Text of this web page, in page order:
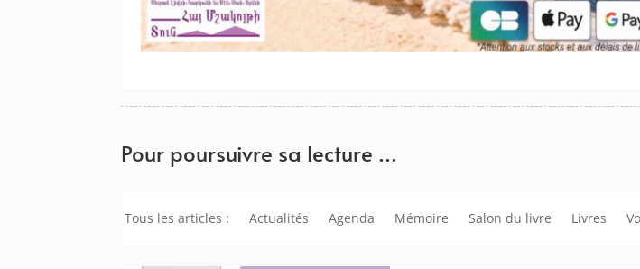
Pour poursuivre sa lecture …
Tous les articles : Actualités Agenda Mémoire Salon du livre Livres